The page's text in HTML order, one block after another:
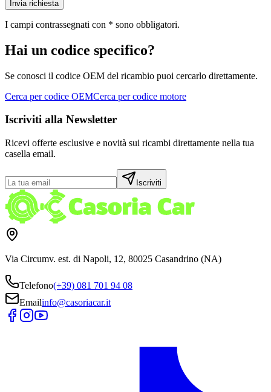
Invia richiesta
I campi contrassegnati con * sono obbligatori.
Hai un codice specifico?
Se conosci il codice OEM del ricambio puoi cercarlo direttamente.
Cerca per codice OEMCerca per codice motore
Iscriviti alla Newsletter
Ricevi offerte esclusive e novità sui ricambi direttamente nella tua
casella email.
Iscriviti
Via Circumv. est. di Napoli, 12, 80025 Casandrino (NA)
Telefono(+39) 081 701 94 08
Emailinfo@casoriacar.it